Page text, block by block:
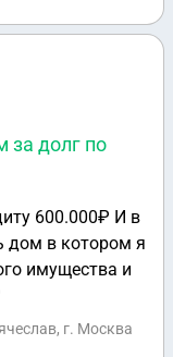
за долг по
600.000₽ И в
дом в котором я
имущества и
г. Москва